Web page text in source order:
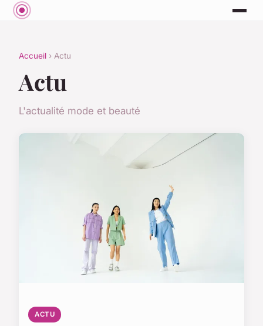
Accueil › Actu
Actu
L'actualité mode et beauté
ACTU